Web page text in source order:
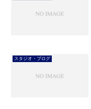
スタジオ・ブログ